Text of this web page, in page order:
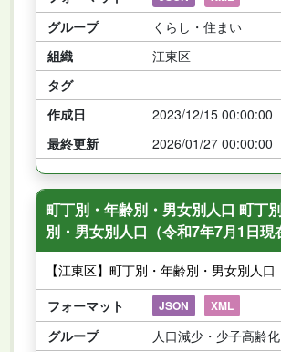
グループ
くらし・住まい
組織
江東区
タグ
作成日
2023/12/15 00:00:00
最終更新
2026/01/27 00:00:00
町丁別・年齢別・男女別人口 町丁
別・男女別人口（令和7年7月1日現
【江東区】町丁別・年齢別・男女別人口
フォーマット
JSON XML
グループ
人口減少・少子高齢化